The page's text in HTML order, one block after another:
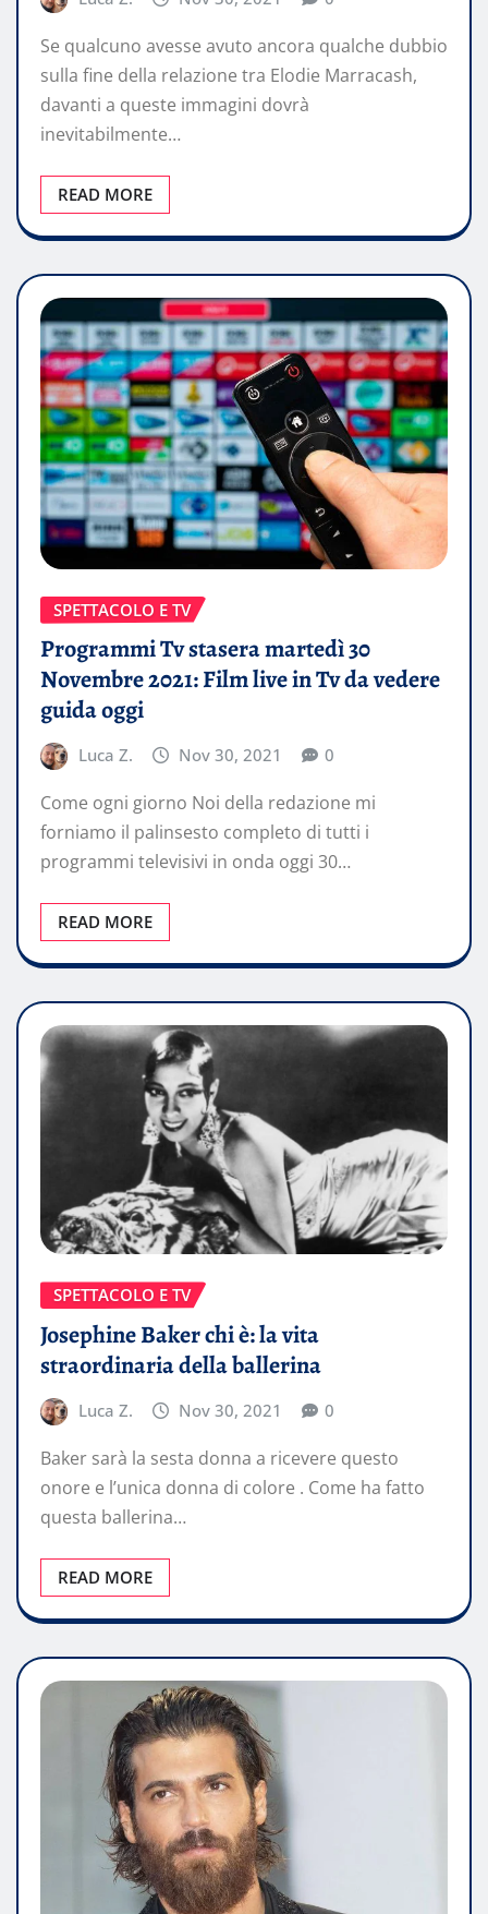
Se qualcuno avesse avuto ancora qualche dubbio
sulla fine della relazione tra Elodie Marracash,
davanti a queste immagini dovrà
inevitabilmente…
READ MORE
SPETTACOLO E TV
Programmi Tv stasera martedì 30
Novembre 2021: Film live in Tv da vedere
guida oggi
Luca Z. Nov 30, 2021 0
Come ogni giorno Noi della redazione mi
forniamo il palinsesto completo di tutti i
programmi televisivi in onda oggi 30…
READ MORE
SPETTACOLO E TV
Josephine Baker chi è: la vita
straordinaria della ballerina
Luca Z. Nov 30, 2021 0
Baker sarà la sesta donna a ricevere questo
onore e l’unica donna di colore . Come ha fatto
questa ballerina…
READ MORE